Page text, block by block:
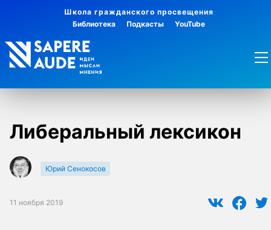
Школа гражданского просвещения
Библиотека
Подкасты YouTube
Либеральный лексикон
Юрий Сенокосов
11 ноября 2019